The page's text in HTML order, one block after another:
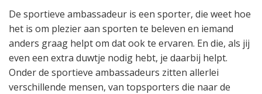
De sportieve ambassadeur is een sporter, die weet hoe
het is om plezier aan sporten te beleven en iemand
anders graag helpt om dat ook te ervaren. En die, als jij
even een extra duwtje nodig hebt, je daarbij helpt.
Onder de sportieve ambassadeurs zitten allerlei
verschillende mensen, van topsporters die naar de